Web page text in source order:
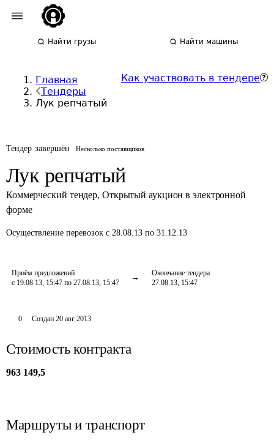
Найти грузы Найти машины
Главная
Тендеры
Лук репчатый
Как участвовать в тендере
Тендер завершён Несколько поставщиков
Лук репчатый
Коммерческий тендер, Открытый аукцион в электронной
форме
Осуществление перевозок с 28.08.13 по 31.12.13
Приём предложений
с 19.08.13, 15:47 по 27.08.13, 15:47
Окончание тендера
27.08.13, 15:47
0 Создан 20 авг 2013
Стоимость контракта
963 149,5
Маршруты и транспорт